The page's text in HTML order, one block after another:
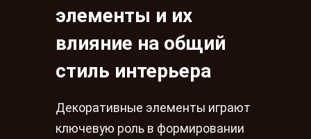
элементы и их
влияние на общий
стиль интерьера
Декоративные элементы играют
ключевую роль в формировании